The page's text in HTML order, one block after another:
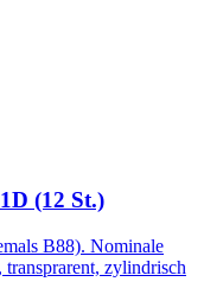
(12 St.)
B88). Nominale
zylindrisch